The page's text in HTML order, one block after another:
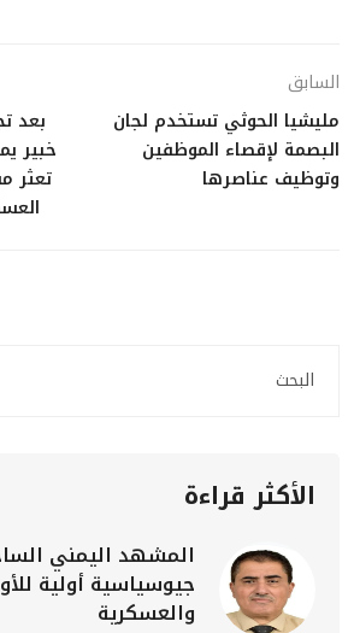
السابق
مليشيا الحوثي تستخدم لجان
البصمة لإقصاء الموظفين
وتوظيف عناصرها
بعد
خبير
تعثر
الأكثر قراءة
المشهد اليمني
جيوسياسية أولية
والعسكرية